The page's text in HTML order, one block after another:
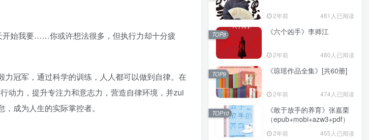
开始我要……你或许想法很多，但执行力却十分疲
冠军，通过科学的训练，人人都可以做到自律。在
动力，提升专注力和意志力，营造自律环境，并zui
成为人生的实际掌控者。
2年前 481人已阅读
《六个凶手》李师江
2年前 480人已阅读
TOP8
《琼瑶作品全集》[共60册]
2年前 474人已阅读
TOP9
《敢于放手的养育》张嘉栗
（epub+mobi+azw3+pdf）
2年前 455人已阅读
TOP10